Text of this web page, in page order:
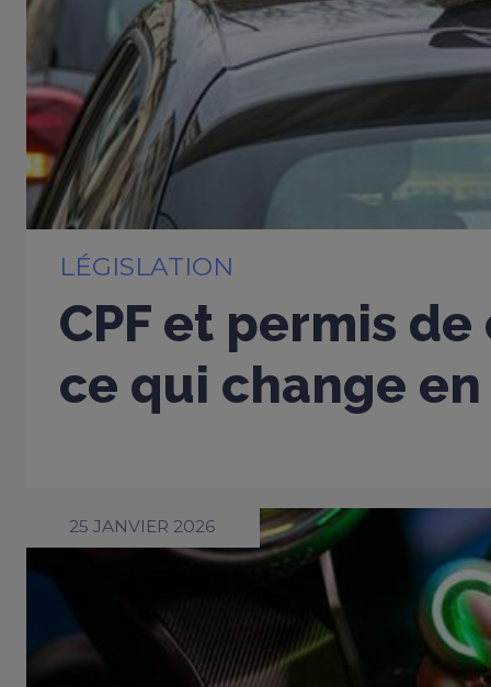
LÉGISLATION
CPF et permis
ce qui change
25 JANVIER 2026